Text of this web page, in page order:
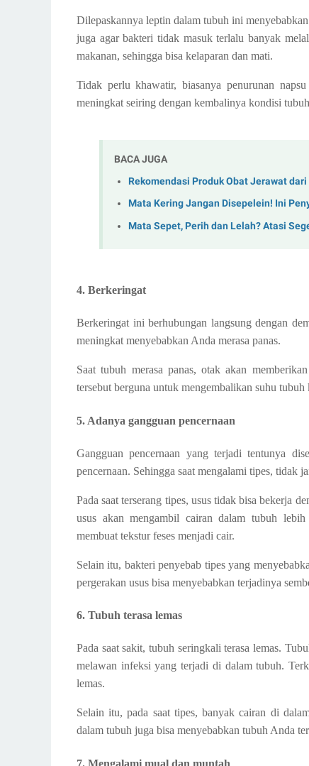
Dilepaskannya leptin dalam tubuh ini
juga agar bakteri tidak masuk terlalu banyak
makanan, sehingga bisa kelaparan dan mati.
Tidak perlu khawatir, biasanya penurunan
meningkat seiring dengan kembalinya kondisi
BACA JUGA
Rekomendasi Produk Obat Jerawat
Mata Kering Jangan Disepelein! Ini
Mata Sepet, Perih dan Lelah? Atasi
4. Berkeringat
Berkeringat ini berhubungan langsung dengan
meningkat menyebabkan Anda merasa panas.
Saat tubuh merasa panas, otak akan
tersebut berguna untuk mengembalikan suhu tubuh
5. Adanya gangguan pencernaan
Gangguan pencernaan yang terjadi tentunya
pencernaan. Sehingga saat mengalami tipes, tidak
Pada saat terserang tipes, usus tidak bisa bekerja
usus akan mengambil cairan dalam tubuh
membuat tekstur feses menjadi cair.
Selain itu, bakteri penyebab tipes yang
pergerakan usus bisa menyebabkan terjadinya
6. Tubuh terasa lemas
Pada saat sakit, tubuh seringkali terasa lemas.
melawan infeksi yang terjadi di dalam tubuh.
lemas.
Selain itu, pada saat tipes, banyak cairan di
dalam tubuh juga bisa menyebabkan tubuh Anda
7. Mengalami mual dan muntah